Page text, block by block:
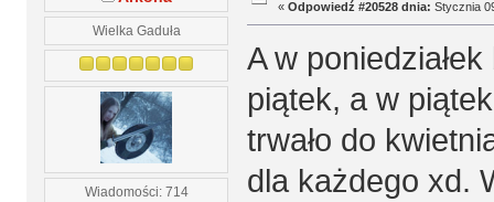
Wielka Gaduła
Wiadomości: 714
« Odpowiedź #20528 dnia: Stycznia
A w
piątek, a w
trwało do
dla każdego xd.